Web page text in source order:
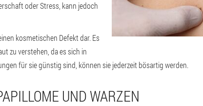
oder Stress, kann jedoch
kosmetischen Defekt dar. Es
zu verstehen, da es sich in
für sie günstig sind, können sie jederzeit bösartig werden.
UND WARZEN